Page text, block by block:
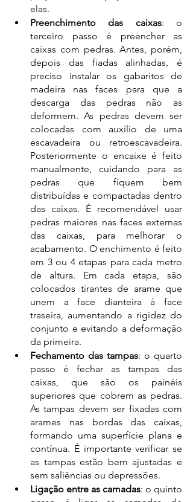
elas.
Preenchimento das caixas: o
terceiro passo é preencher as
caixas com pedras. Antes, porém,
depois das fiadas alinhadas, é
preciso instalar os gabaritos de
madeira nas faces para que a
descarga das pedras não as
deformem. As pedras devem ser
colocadas com auxílio de uma
escavadeira ou retroescavadeira.
Posteriormente o encaixe é feito
manualmente, cuidando para as
pedras que fiquem bem
distribuídas e compactadas dentro
das caixas. É recomendável usar
pedras maiores nas faces externas
das caixas, para melhorar o
acabamento. O enchimento é feito
em 3 ou 4 etapas para cada metro
de altura. Em cada etapa, são
colocados tirantes de arame que
unem a face dianteira à face
traseira, aumentando a rigidez do
conjunto e evitando a deformação
da primeira.
Fechamento das tampas: o quarto
passo é fechar as tampas das
caixas, que são os painéis
superiores que cobrem as pedras.
As tampas devem ser fixadas com
arames nas bordas das caixas,
formando uma superfície plana e
contínua. É importante verificar se
as tampas estão bem ajustadas e
sem saliências ou depressões.
Ligação entre as camadas: o quinto